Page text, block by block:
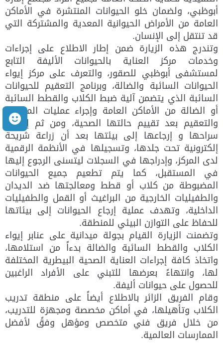
أبوظبي، ولضمان خلو الحيوانات المنتشرة في الأماكن
العامة من الأمراض الحيوانية المعدية والمشتركة التي
قد تنتقل إلى الإنسان.
وتندرج هذه الزيارة ضمن إطار الاطلاع على إجراءات
وخدمات مركز العناية بالحيوانات الأليفة التابع
لمستشفى أبوظبي للصقور، والتعرف على مركز إيواء
الحيوانات السائبة والضالة، وبرنامج التعقيم للحيوانات
السائبة الذي يتضمن آلية ضبط الكلاب والقطط السائبة
أو الضالة من الأماكن العامة وإجراء عمليات المعالجة
والتعقيم بعد تقييم حالتها الصحية، ومن ثم إطلاق
سراحها و إرجاعها إلى بيئتها بعد أن زراعة شريحة
إلكترونية تحت جلدها، وتسجيلها في الأنظمة الرقمية
لدى المركز، وإدراجها في السجلات ليتسنى الرجوع إليها
في المستقبل، كما يتم تطعيم جميع الحيوانات
المضبوطة من كلاب أو قطط ومعالجتها ضد الديدان
والطفيليات الخارجية من البراغيث أو القمل والطفيليات
الداخلية، وتهدف عملية إرجاع الحيوانات إلى بيئاتها
للحفاظ على التوازن البيئي للمنطقة.
وتضمنت الزيارة القيام بجولة ميدانية على عنابر إيواء
الكلاب والقطط السائبة والضالة بدءاً من استلامها،
واتخاذ كافة إجراءات العناية الصحية البيطرية المختلفة
لها، وانتهاءً بعرضها للتبني على الأفراد الراغبين
للحصول على حيوانات أليفة.
وقام الفريق الزائر بالاطلاع أيضاً على منطقة تدريب
الكلاب وتأهيلها، في أماكن مخصصة ومجهزة للتدريب،
من خلال فريق فني متخصص ومؤهل وفقً لأفضل
الممارسات العالمية.